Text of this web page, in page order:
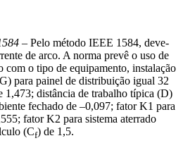
– Pelo método IEEE 1584, deve-
de arco. A norma prevê o uso de
com o tipo de equipamento, instalação
para painel de distribuição igual 32
1,473; distância de trabalho típica (D)
fechado de –0,097; fator K1 para
fator K2 para sistema aterrado
(Cf) de 1,5.